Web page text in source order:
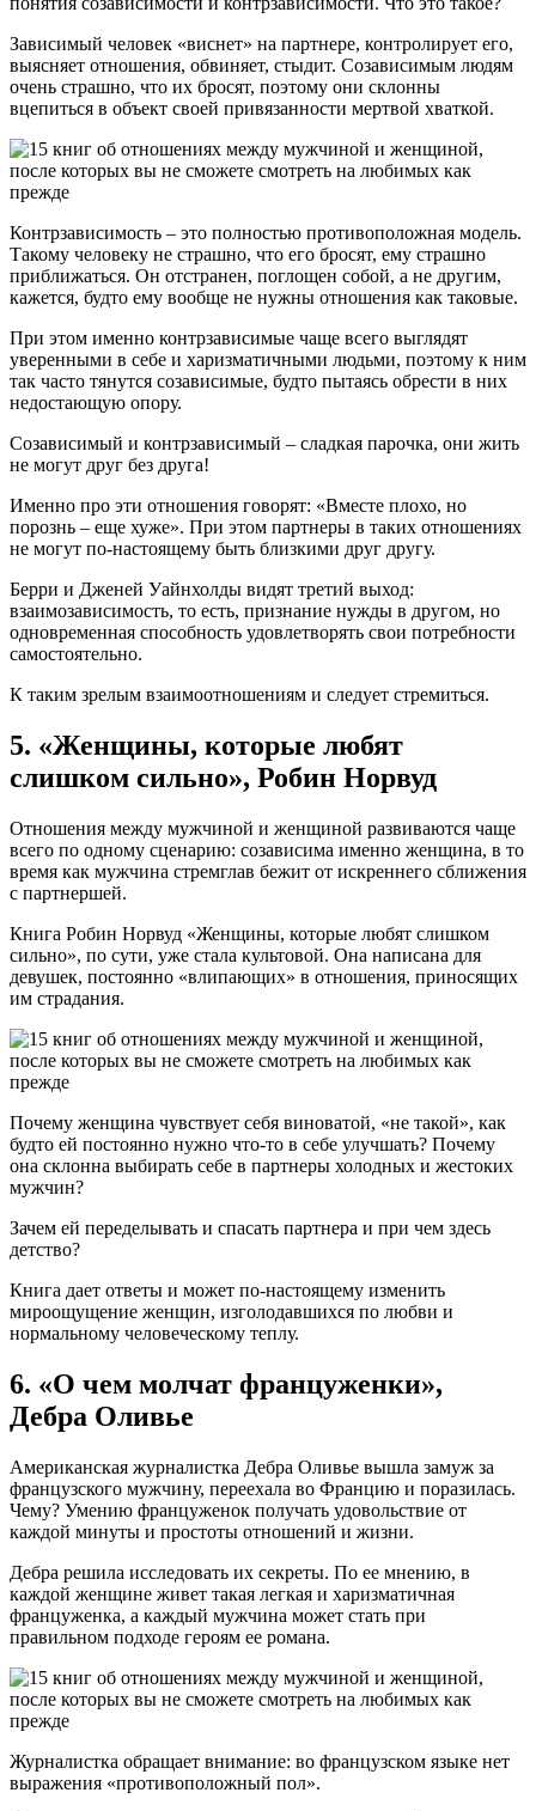
Зависимый человек «виснет» на партнере, контролирует его,
выясняет отношения, обвиняет, стыдит. Созависимым людям
очень страшно, что их бросят, поэтому они склонны
вцепиться в объект своей привязанности мертвой хваткой.
Контрзависимость – это полностью противоположная модель.
Такому человеку не страшно, что его бросят, ему страшно
приближаться. Он отстранен, поглощен собой, а не другим,
кажется, будто ему вообще не нужны отношения как таковые.
При этом именно контрзависимые чаще всего выглядят
уверенными в себе и харизматичными людьми, поэтому к ним
так часто тянутся созависимые, будто пытаясь обрести в них
недостающую опору.
Созависимый и контрзависимый – сладкая парочка, они жить
не могут друг без друга!
Именно про эти отношения говорят: «Вместе плохо, но
порознь – еще хуже». При этом партнеры в таких отношениях
не могут по-настоящему быть близкими друг другу.
Берри и Дженей Уайнхолды видят третий выход:
взаимозависимость, то есть, признание нужды в другом, но
одновременная способность удовлетворять свои потребности
самостоятельно.
К таким зрелым взаимоотношениям и следует стремиться.
5. «Женщины, которые любят
слишком сильно», Робин Норвуд
Отношения между мужчиной и женщиной развиваются чаще
всего по одному сценарию: созависима именно женщина, в то
время как мужчина стремглав бежит от искреннего сближения
с партнершей.
Книга Робин Норвуд «Женщины, которые любят слишком
сильно», по сути, уже стала культовой. Она написана для
девушек, постоянно «влипающих» в отношения, приносящих
им страдания.
Почему женщина чувствует себя виноватой, «не такой», как
будто ей постоянно нужно что-то в себе улучшать? Почему
она склонна выбирать себе в партнеры холодных и жестоких
мужчин?
Зачем ей переделывать и спасать партнера и при чем здесь
детство?
Книга дает ответы и может по-настоящему изменить
мироощущение женщин, изголодавшихся по любви и
нормальному человеческому теплу.
6. «О чем молчат француженки»,
Дебра Оливье
Американская журналистка Дебра Оливье вышла замуж за
французского мужчину, переехала во Францию и поразилась.
Чему? Умению француженок получать удовольствие от
каждой минуты и простоты отношений и жизни.
Дебра решила исследовать их секреты. По ее мнению, в
каждой женщине живет такая легкая и харизматичная
француженка, а каждый мужчина может стать при
правильном подходе героям ее романа.
Журналистка обращает внимание: во французском языке нет
выражения «противоположный пол».